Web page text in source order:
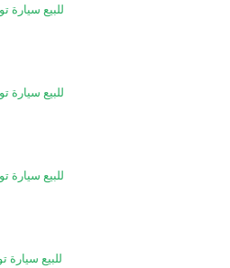
للبيع سيارة
للبيع سيارة
للبيع سيارة
للبيع سيارة